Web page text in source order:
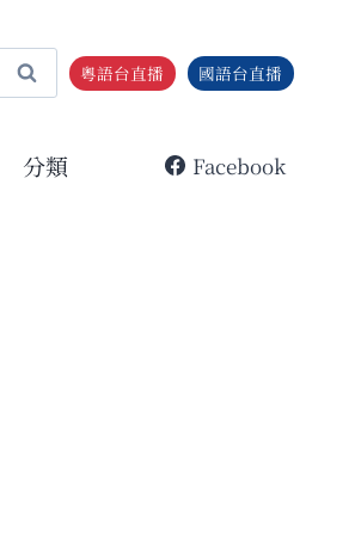
粵語台直播 國語台直播
分類 Facebook